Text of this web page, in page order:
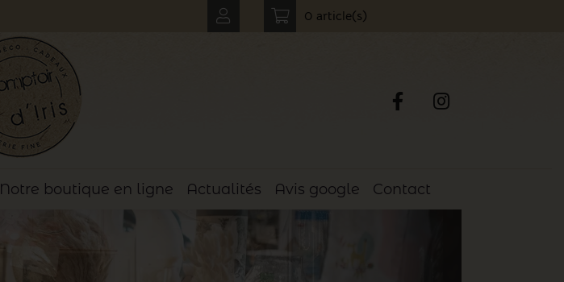
0 article(s)
Notre boutique en ligne Actualités Avis google Contact